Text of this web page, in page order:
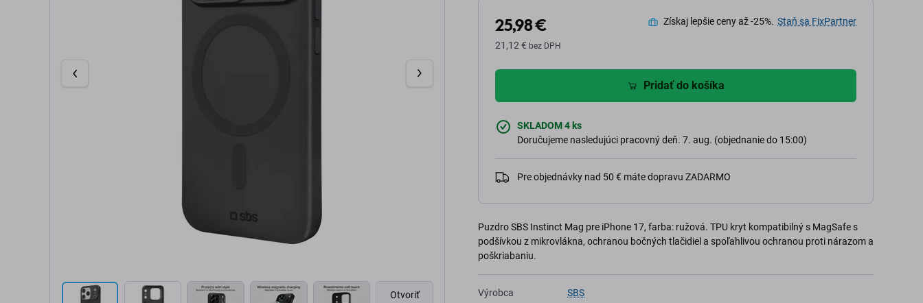
Otvoriť
25,98 €
21,12 € bez DPH
Získaj lepšie ceny až -25%. Staň sa FixPartner
Pridať do košíka
SKLADOM 4 ks
Doručujeme nasledujúci pracovný deň. 7. aug. (objednanie do 15:00)
Pre objednávky nad 50 € máte dopravu ZADARMO
Puzdro SBS Instinct Mag pre iPhone 17, farba: ružová. TPU kryt kompatibilný s MagSafe s
podšívkou z mikrovlákna, ochranou bočných tlačidiel a spoľahlivou ochranou proti nárazom a
poškriabaniu.
Výrobca SBS